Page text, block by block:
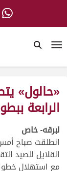
«حالول»
الرابعة
لبرقه- خاص
انطلقت صباح
مع استهلال